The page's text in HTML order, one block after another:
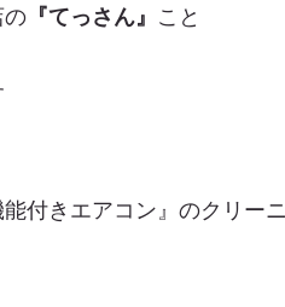
『てっさん』 こと
付きエアコン』のクリーニ